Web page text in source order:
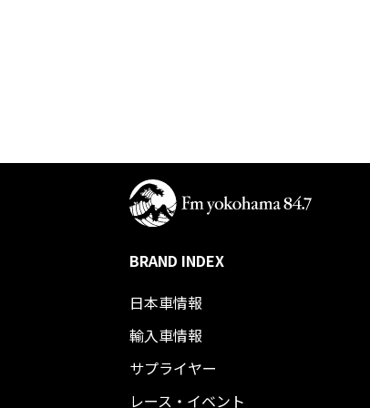
BRAND INDEX
日本車情報​
輸入車情報
サプライヤー
レース・イベント